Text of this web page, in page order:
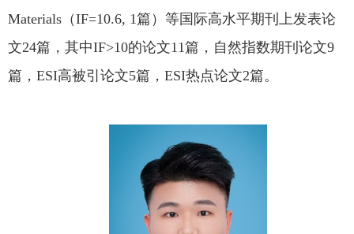
Materials（IF=10.6, 1篇）等国际高水平期刊上发表论
文24篇，其中IF>10的论文11篇，自然指数期刊论文9
篇，ESI高被引论文5篇，ESI热点论文2篇。